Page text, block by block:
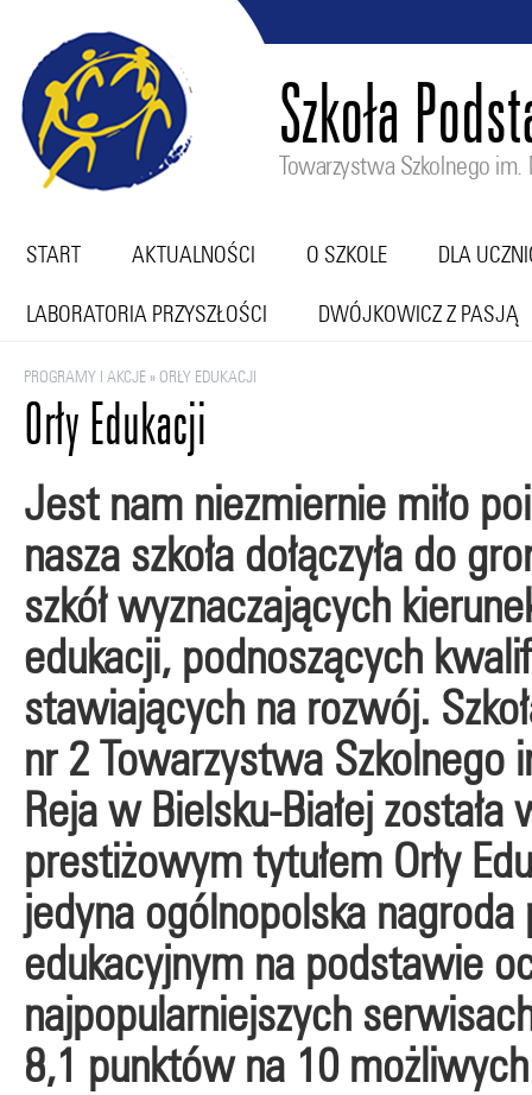
Szkoła
Towarzystwa Szkolnego im.
START AKTUALNOŚCI O SZKOLE DLA
LABORATORIA PRZYSZŁOŚCI DWÓJKOWICZ Z PASJĄ
Orły Edukacji
PROGRAMY I AKCJE» ORŁY EDUKACJI
Jest nam niezmiernie miło
nasza szkoła dołączyła do
szkół wyznaczających
edukacji, podnoszących
stawiających na rozwój.
nr 2 Towarzystwa Szkolnego
Reja w Bielsku-Białej została
prestiżowym tytułem Orły
jedyna ogólnopolska
edukacyjnym na podstawie
najpopularniejszych
8,1 punktów na 10